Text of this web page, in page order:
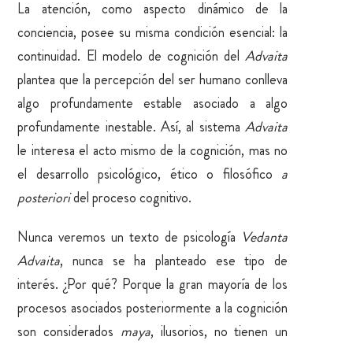
La atención, como aspecto dinámico de la
conciencia, posee su misma condición esencial: la
continuidad. El modelo de cognición delAdvaita
plantea que la percepción del ser humano conlleva
algo profundamente estable asociado a algo
profundamente inestable. Así, al sistemaAdvaita
le interesa el acto mismo de la cognición, mas no
el desarrollo psicológico, ético o filosófico a
posterioridel proceso cognitivo.
Nunca veremos un texto de psicología Vedanta
Advaita, nunca se ha planteado ese tipo de
interés. ¿Por qué? Porque la gran mayoría de los
procesos asociados posteriormente a la cognición
son considerados maya, ilusorios, no tienen un